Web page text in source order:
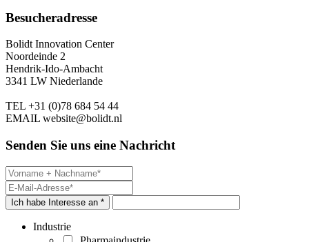
Besucheradresse
Bolidt Innovation Center
Noordeinde 2
Hendrik-Ido-Ambacht
3341 LW Niederlande
TEL +31 (0)78 684 54 44
EMAIL website@bolidt.nl
Senden Sie uns eine Nachricht
Ich habe Interesse an *
Industrie